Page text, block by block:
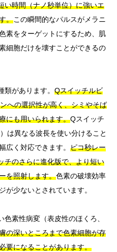
い時間（ナノ秒単位）に強いエ
。この瞬間的なパルスがメラニ
素をターゲットにするため、肌
細胞だけを壊すことができるの
があります。 Qスイッチルビ
への選択性が高く、シミやそば
にも用いられます。Qスイッチ
は異なる波長を使い分けること
広く対応できます。 ピコ秒レー
チのさらに進化版で、より短い
を照射します。色素の破壊効率
が少ないとされています。
素性病変（表皮性のほくろ、
の深いところまで色素細胞が存
要になることがあります。